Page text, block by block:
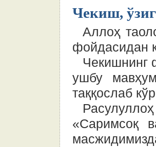
Чекиш,
Аллоҳ
фойдасидан
Чекишнинг
ушбу
таққослаб
«Саримсоқ